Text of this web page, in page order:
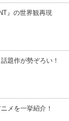
』の世界観再現
題作が勢ぞろい！
メを一挙紹介！